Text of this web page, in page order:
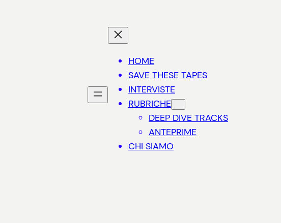
HOME
SAVE THESE TAPES
INTERVISTE
RUBRICHE
DEEP DIVE TRACKS
ANTEPRIME
CHI SIAMO